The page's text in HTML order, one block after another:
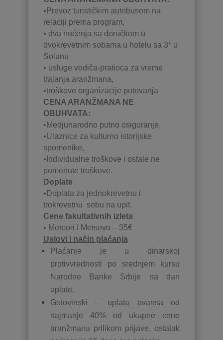
•Prevoz turističkim autobusom na
relaciji prema program,
• dva noćenja sa doručkom u
dvokrevetnim sobama u hotelu sa 3* u
Solunu
• usluge vodiča-pratioca za vreme
trajanja aranžmana,
•troškove organizacije putovanja
CENA ARANŽMANA NE
OBUHVATA:
•Medjunarodno putno osiguranje,
•Ulaznice za kulturno istorijske
spomenike,
•Individualne troškove i ostale ne
pomenute troškove.
Doplate
•Doplata za jednokrevetnu i
trokrevetnu sobu na upit.
Cene fakultativnih izleta
• Meteori I Metsovo – 35€
Uslovi i način plaćanja
Plaćanje je u dinarskoj
protivvrednosti po srednjem kursu
Narodne Banke Srbije na dan
uplate.
Gotovinski – uplata avansa od
najmanje 40% od ukupne cene
aranžmana prilikom prijave, ostatak